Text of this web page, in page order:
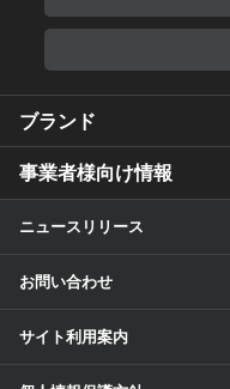
ブランド
事業者様向け情報
ニュースリリース
お問い合わせ
サイト利用案内